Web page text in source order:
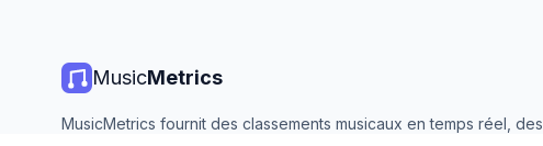
MusicMetrics
MusicMetrics fournit des classements musicaux en temps réel, des